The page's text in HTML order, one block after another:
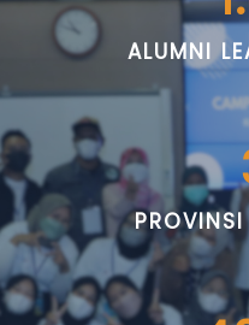
ALUMNI